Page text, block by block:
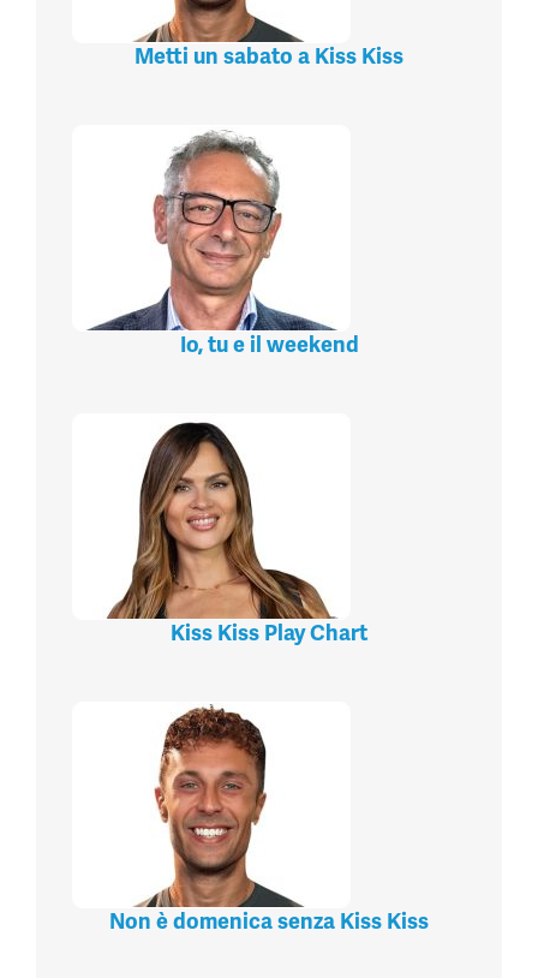
Metti un sabato a Kiss Kiss
Io, tu e il weekend
Kiss Kiss Play Chart
Non è domenica senza Kiss Kiss